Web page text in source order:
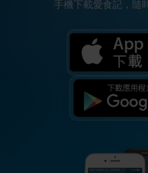
手機下載愛食記，隨